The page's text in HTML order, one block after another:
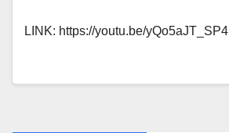
LINK: https://youtu.be/yQo5aJT_SP4